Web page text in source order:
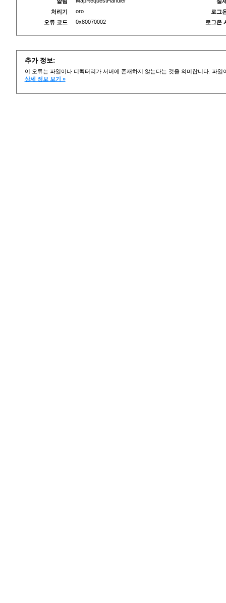
처리기
oro
오류 코드
0x80070002
로그
로그온
추가 정보:
이 오류는 파일이나 디렉터리가 서버에 존재하지 않는다는 것을 의미합니다. 파
상세 정보 보기 »